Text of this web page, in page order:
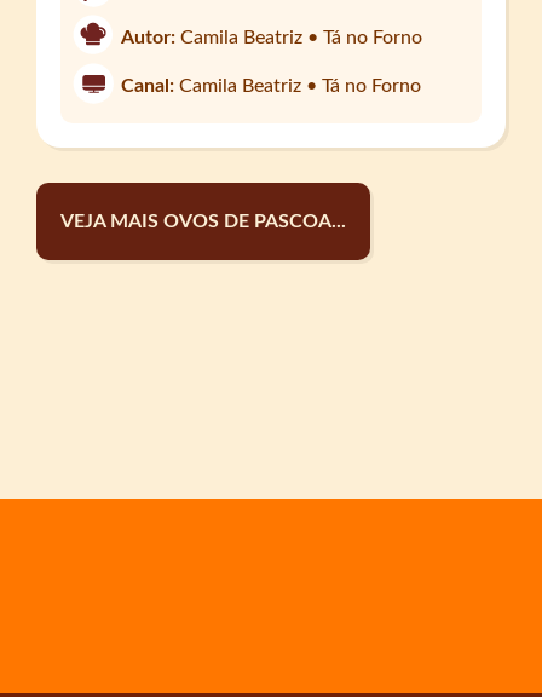
Autor: Camila Beatriz • Tá no Forno
Canal: Camila Beatriz • Tá no Forno
VEJA MAIS OVOS DE PASCOA...